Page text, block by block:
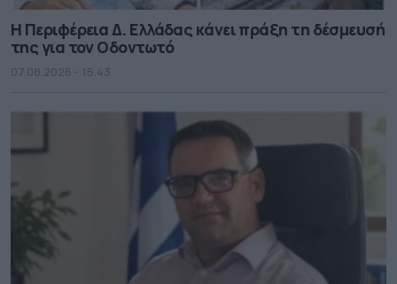
Η Περιφέρεια Δ. Ελλάδας κάνει πράξη τη δέσμευσή
της για τον Οδοντωτό
07.08.2026 - 15.43